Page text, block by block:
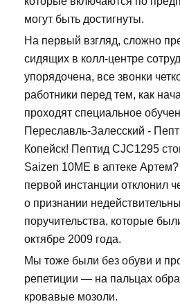
могут быть достигнуты.
На первый взгляд, сложно
сидящих в колл-центре
упорядочена, все звонки
работники перед тем, как
проходят специальное
Переславль-Залесский -
Копейск! Пептид CJC1295
Saizen 10ME в аптеке
первой инстанции отклонил
о признании
поручительства, которые
октябре 2009 года.
Мы тоже были без обуви и
репетиции — на пальцах
кровавые мозоли.